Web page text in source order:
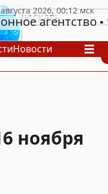
агентство
Новости
ноября